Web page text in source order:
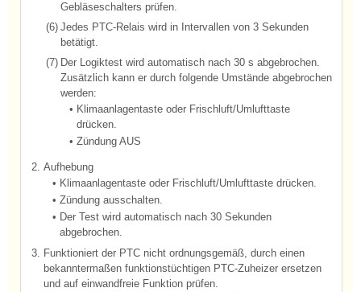
Gebläseschalters prüfen.
(6) Jedes PTC-Relais wird in Intervallen von 3 Sekunden
betätigt.
(7) Der Logiktest wird automatisch nach 30 s abgebrochen.
Zusätzlich kann er durch folgende Umstände abgebrochen
werden:
• Klimaanlagentaste oder Frischluft/Umlufttaste
drücken.
• Zündung AUS
2. Aufhebung
• Klimaanlagentaste oder Frischluft/Umlufttaste drücken.
• Zündung ausschalten.
• Der Test wird automatisch nach 30 Sekunden
abgebrochen.
3. Funktioniert der PTC nicht ordnungsgemäß, durch einen
bekanntermaßen funktionstüchtigen PTC-Zuheizer ersetzen
und auf einwandfreie Funktion prüfen.